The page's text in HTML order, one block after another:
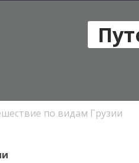
по видам Грузии